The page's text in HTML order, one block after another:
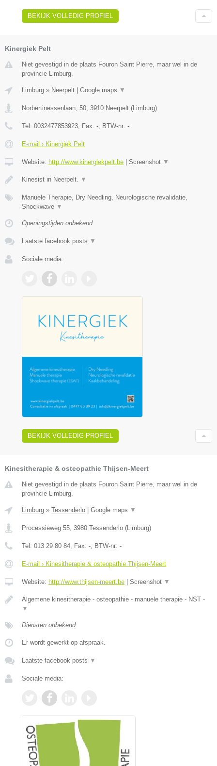
BEKIJK VOLLEDIG PROFIEL
Kinergiek Pelt
Niet gevestigd in de plaats Fouron Saint Pierre, maar wel in de
provincie Limburg.
Limburg » Neerpelt Google maps ▼
Norbertinessenlaan, 50, 3910 Neerpelt (Limburg)
Tel: 0032477853923, Fax: -, BTW-nr: -
E-mail › Kinergiek Pelt
Website: http://www.kinergiekpelt.be Screenshot ▼
Kinesist in Neerpelt. ▼
Manuele Therapie, Dry Needling, Neurologische revalidatie,
Shockwave ▼
Openingstijden onbekend
Laatste facebook posts ▼
Sociale media:
BEKIJK VOLLEDIG PROFIEL
Kinesitherapie & osteopathie Thijsen-Meert
Niet gevestigd in de plaats Fouron Saint Pierre, maar wel in de
provincie Limburg.
Limburg » Tessenderlo Google maps ▼
Processieweg 55, 3980 Tessenderlo (Limburg)
Tel: 013 29 80 84, Fax: -, BTW-nr: -
E-mail › Kinesitherapie & osteopathie Thijsen-Meert
Website: http://www.thijsen-meert.be Screenshot ▼
Algemene kinesitherapie - osteopathie - manuele therapie - NST -
▼
Diensten onbekend
Er wordt gewerkt op afspraak.
Laatste facebook posts ▼
Sociale media: